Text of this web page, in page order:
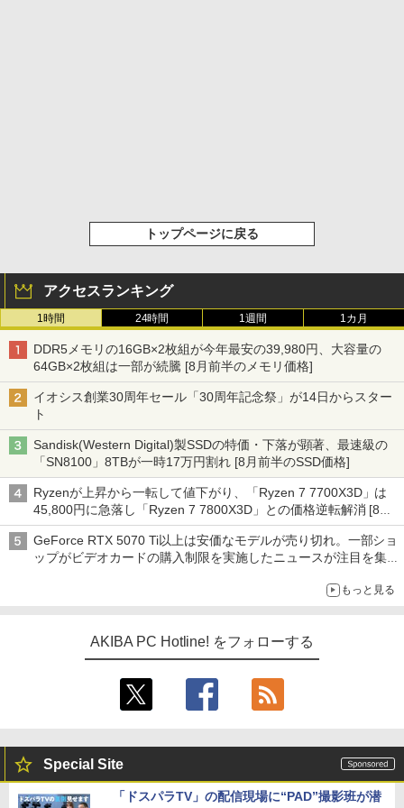
トップページに戻る
アクセスランキング
1時間 24時間 1週間 1カ月
DDR5メモリの16GB×2枚組が今年最安の39,980円、大容量の
64GB×2枚組は一部が続騰 [8月前半のメモリ価格]
イオシス創業30周年セール「30周年記念祭」が14日からスター
ト
Sandisk(Western Digital)製SSDの特価・下落が顕著、最速級の
「SN8100」8TBが一時17万円割れ [8月前半のSSD価格]
Ryzenが上昇から一転して値下がり、「Ryzen 7 7700X3D」は
45,800円に急落し「Ryzen 7 7800X3D」との価格逆転解消 [8月
前半のCPU価格]
GeForce RTX 5070 Ti以上は安価なモデルが売り切れ。一部ショ
ップがビデオカードの購入制限を実施したニュースが注目を集め
もっと見る
AKIBA PC Hotline! をフォローする
Special Site
「ドスパラTV」の配信現場に“PAD”撮影班が潜